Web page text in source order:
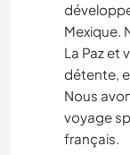
Mexique.
La Paz et
détente,
Nous
voyage
français.